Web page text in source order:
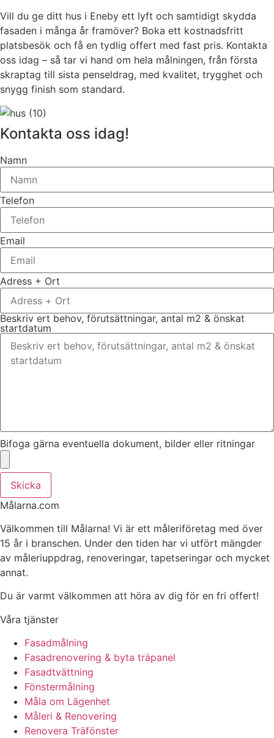
Vill du ge ditt hus i Eneby ett lyft och samtidigt skydda
fasaden i många år framöver? Boka ett kostnadsfritt
platsbesök och få en tydlig offert med fast pris. Kontakta
oss idag – så tar vi hand om hela målningen, från första
skraptag till sista penseldrag, med kvalitet, trygghet och
snygg finish som standard.
Kontakta oss idag!
Namn
Telefon
Email
Adress + Ort
Beskriv ert behov, förutsättningar, antal m2 & önskat
startdatum
Bifoga gärna eventuella dokument, bilder eller ritningar
Skicka
Målarna.com
Välkommen till Målarna! Vi är ett måleriföretag med över
15 år i branschen. Under den tiden har vi utfört mängder
av måleriuppdrag, renoveringar, tapetseringar och mycket
annat.
Du är varmt välkommen att höra av dig för en fri offert!
Våra tjänster
Fasadmålning
Fasadrenovering & byta träpanel
Fasadtvättning
Fönstermålning
Måla om Lägenhet
Måleri & Renovering
Renovera Träfönster